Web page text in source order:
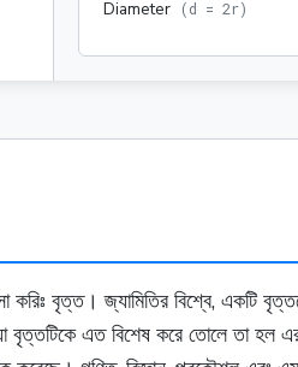
Diameter (d = 2r)
বৃত্ত। জ্যামিতির বিশ্বে, একটি
যা বৃত্তটিকে এত বিশেষ করে তোলে তা